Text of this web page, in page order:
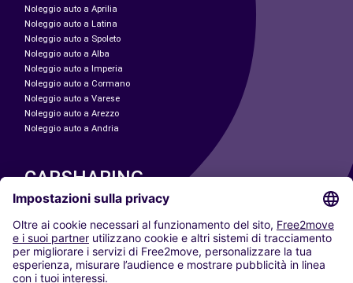
Noleggio auto a Aprilia
Noleggio auto a Latina
Noleggio auto a Spoleto
Noleggio auto a Alba
Noleggio auto a Imperia
Noleggio auto a Cormano
Noleggio auto a Varese
Noleggio auto a Arezzo
Noleggio auto a Andria
CARSHARING
LE NOSTRE CITTÀ
Paris
Madrid
Washington DC
Milano